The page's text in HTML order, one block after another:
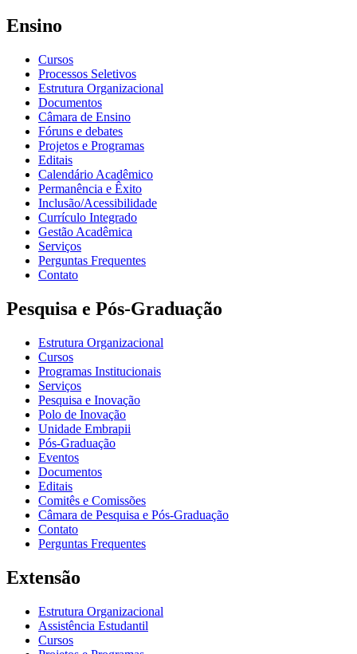
Ensino
Cursos
Processos Seletivos
Estrutura Organizacional
Documentos
Câmara de Ensino
Fóruns e debates
Projetos e Programas
Editais
Calendário Acadêmico
Permanência e Êxito
Inclusão/Acessibilidade
Currículo Integrado
Gestão Acadêmica
Serviços
Perguntas Frequentes
Contato
Pesquisa e Pós-Graduação
Estrutura Organizacional
Cursos
Programas Institucionais
Serviços
Pesquisa e Inovação
Polo de Inovação
Unidade Embrapii
Pós-Graduação
Eventos
Documentos
Editais
Comitês e Comissões
Câmara de Pesquisa e Pós-Graduação
Contato
Perguntas Frequentes
Extensão
Estrutura Organizacional
Assistência Estudantil
Cursos